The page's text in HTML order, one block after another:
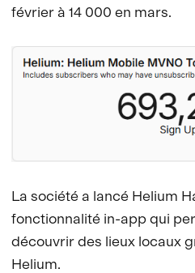
février à 14 000 en mars.
La société a lancé Helium
fonctionnalité in-app qui
découvrir des lieux locaux
Helium.